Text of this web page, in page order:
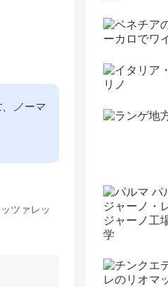
ノーマ
ツァレッ